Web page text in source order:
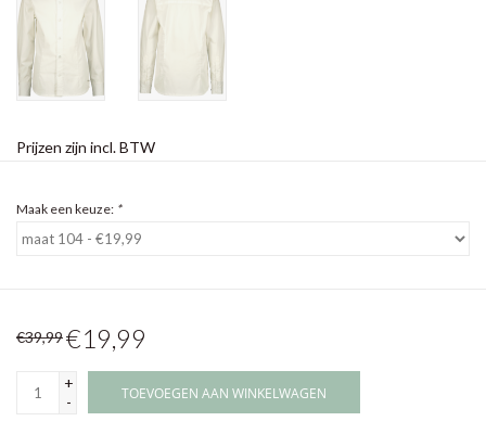
Prijzen zijn incl. BTW
Maak een keuze: *
€39,99€19,99
+
-
TOEVOEGEN AAN WINKELWAGEN